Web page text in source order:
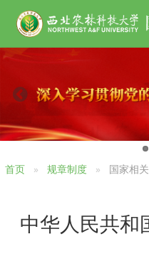
首页 规章制度 国家相
中华人民共和